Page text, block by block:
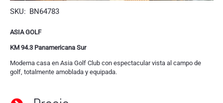
SKU: BN64783
ASIA GOLF
KM 94.3 Panamericana Sur
Moderna casa en Asia Golf Club con espectacular vista al campo de
golf, totalmente amoblada y equipada.